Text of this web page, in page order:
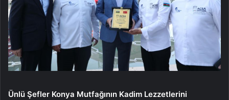
Ünlü Şefler Konya Mutfağının Kadim Lezzetlerini